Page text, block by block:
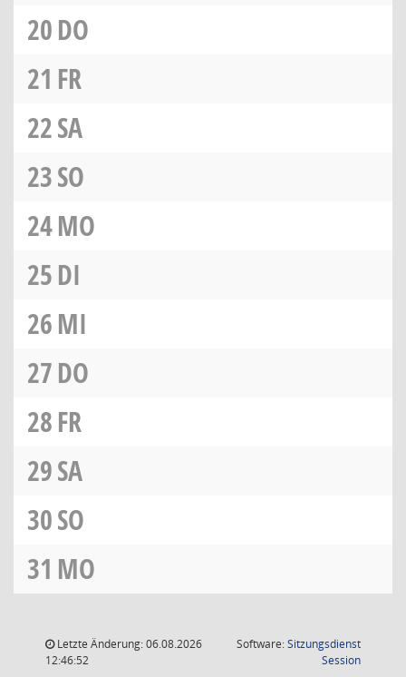
20DO
21 FR
22SA
23SO
24MO
25DI
26MI
27DO
28FR
29SA
30SO
31 MO
Letzte Änderung: 06.08.2026
12:46:52
Software:Sitzungsdienst
Session(Wird in